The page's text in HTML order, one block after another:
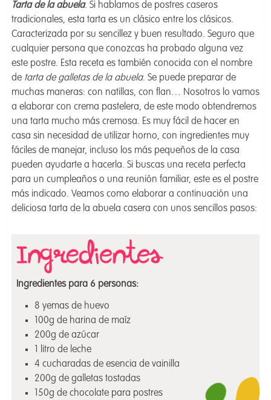
Tarta de la abuela. Si hablamos de postres caseros
tradicionales, esta tarta es un clásico entre los clásicos.
Caracterizada por su sencillez y buen resultado. Seguro que
cualquier persona que conozcas ha probado alguna vez
este postre. Esta receta es también conocida con el nombre
de tarta de galletas de la abuela. Se puede preparar de
muchas maneras: con natillas, con flan… Nosotros lo vamos
a elaborar con crema pastelera, de este modo obtendremos
una tarta mucho más cremosa. Es muy fácil de hacer en
casa sin necesidad de utilizar horno, con ingredientes muy
fáciles de manejar, incluso los más pequeños de la casa
pueden ayudarte a hacerla. Si buscas una receta perfecta
para un cumpleaños o una reunión familiar, este es el postre
más indicado. Veamos como elaborar a continuación una
deliciosa tarta de la abuela casera con unos sencillos pasos:
Ingredientes para 6 personas:
8 yemas de huevo
100g de harina de maíz
200g de azúcar
1 litro de leche
4 cucharadas de esencia de vainilla
200g de galletas tostadas
150g de chocolate para postres